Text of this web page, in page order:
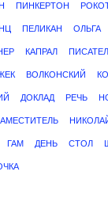
ПИНКЕРТОН
ПЕЛИКАН ОЛЬГА
КАПРАЛ
ВОЛКОНСКИЙ
ДОКЛАД РЕЧЬ
ГАМ ДЕНЬ СТОЛ